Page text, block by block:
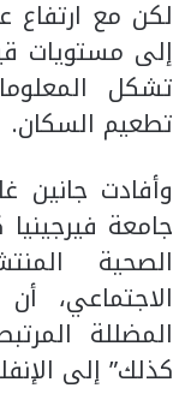
إلى مستويات
تشكل
تطعيم السكان.
وأفادت جانين
جامعة
الصحية
الاجتماعي،
المضللة
كذلك” إلى